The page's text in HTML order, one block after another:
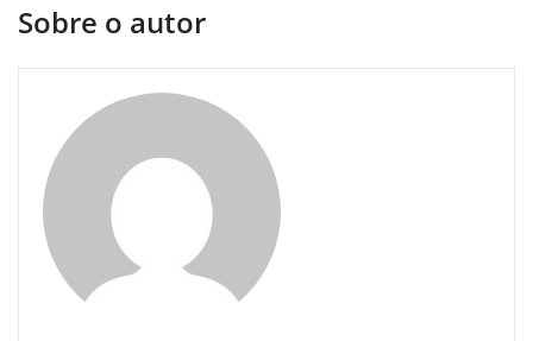
Sobre o autor